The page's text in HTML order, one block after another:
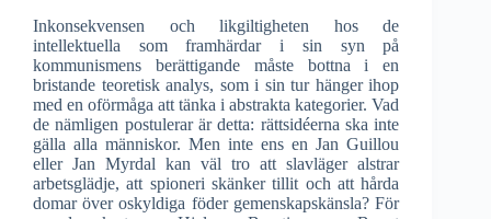
Inkonsekvensen och likgiltigheten hos de
intellektuella som framhärdar i sin syn på
kommunismens berättigande måste bottna i en
bristande teoretisk analys, som i sin tur hänger ihop
med en oförmåga att tänka i abstrakta kategorier. Vad
de nämligen postulerar är detta: rättsidéerna ska inte
gälla alla människor. Men inte ens en Jan Guillou
eller Jan Myrdal kan väl tro att slavläger alstrar
arbetsglädje, att spioneri skänker tillit och att hårda
domar över oskyldiga föder gemenskapskänsla? För